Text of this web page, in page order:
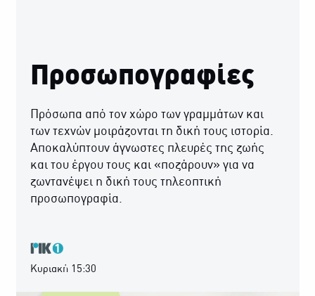
Προσωπογραφίες
Πρόσωπα από τον χώρο των γραμμάτων και
των τεχνών μοιράζονται τη δική τους ιστορία.
Αποκαλύπτουν άγνωστες πλευρές της ζωής
και του έργου τους και «ποζάρουν» για να
ζωντανέψει η δική τους τηλεοπτική
προσωπογραφία.
Κυριακή 15:30